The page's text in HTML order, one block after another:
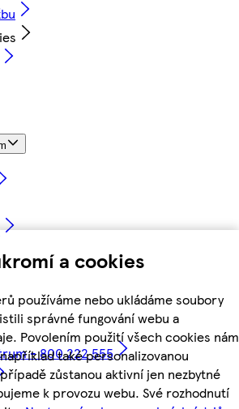
a cookies
používáme nebo ukládáme soubory
správné fungování webu a
Povolením použití všech cookies nám
také personalizovanou
zůstanou aktivní jen nezbytné
k provozu webu. Své rozhodnutí
- 800 222 555